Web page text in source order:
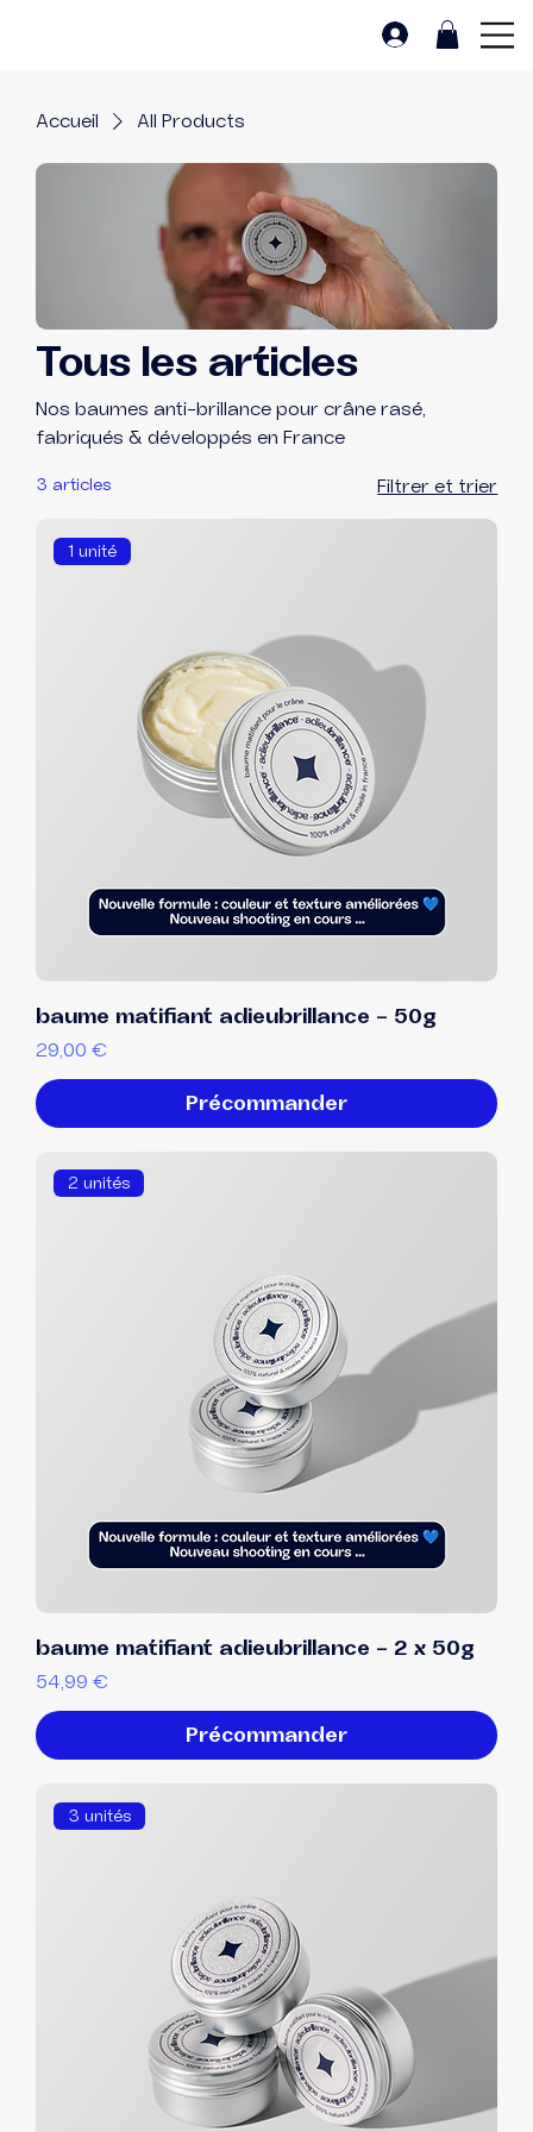
Accueil All Products
Tous les articles
Nos baumes anti-brillance pour crâne rasé,
fabriqués & développés en France
3 articles Filtrer et trier
1 unité
baume matifiant adieubrillance - 50g
Prix
29,00 €
Précommander
2 unités
baume matifiant adieubrillance - 2 x 50g
Prix
54,99 €
Précommander
3 unités